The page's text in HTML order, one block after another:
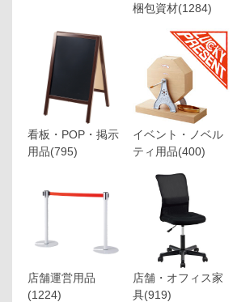
梱包資材(1284)
看板・POP・掲示
用品(795)
イベント・ノベル
ティ用品(400)
店舗運営用品
(1224)
店舗・オフィス家
具(919)